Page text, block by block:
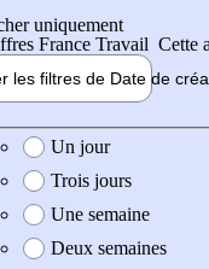
uniquement
France Travail Cette
les filtres de Date de
de création de l'offre
Un jour
Trois jours
Une semaine
Deux semaines